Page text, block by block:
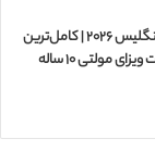
ویزای ده‌ساله انگلیس ۲۰۲۶ | کامل‌ترین
راهنمای دریافت ویزای مولتی ۱۰ ساله